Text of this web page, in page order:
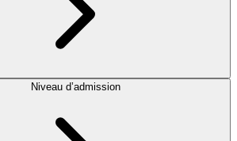
Niveau d’admission